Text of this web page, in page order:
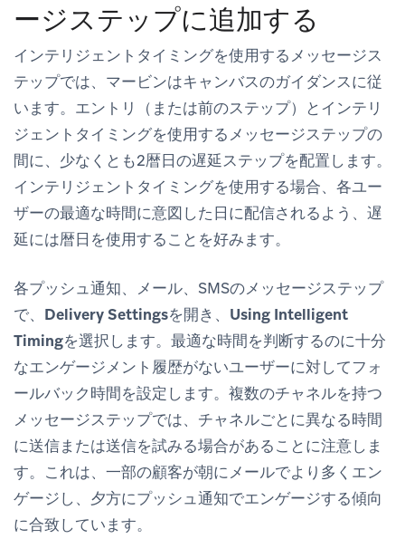
ージステップに追加する
インテリジェントタイミングを使用するメッセージス
テップでは、マービンはキャンバスのガイダンスに従
います。エントリ（または前のステップ）とインテリ
ジェントタイミングを使用するメッセージステップの
間に、少なくとも2暦日の遅延ステップを配置します。
インテリジェントタイミングを使用する場合、各ユー
ザーの最適な時間に意図した日に配信されるよう、遅
延には暦日を使用することを好みます。
各プッシュ通知、メール、SMSのメッセージステップ
で、 Delivery Settingsを開き、 Using Intelligent
Timingを選択します。最適な時間を判断するのに十分
なエンゲージメント履歴がないユーザーに対してフォ
ールバック時間を設定します。複数のチャネルを持つ
メッセージステップでは、チャネルごとに異なる時間
に送信または送信を試みる場合があることに注意しま
す。これは、一部の顧客が朝にメールでより多くエン
ゲージし、夕方にプッシュ通知でエンゲージする傾向
に合致しています。